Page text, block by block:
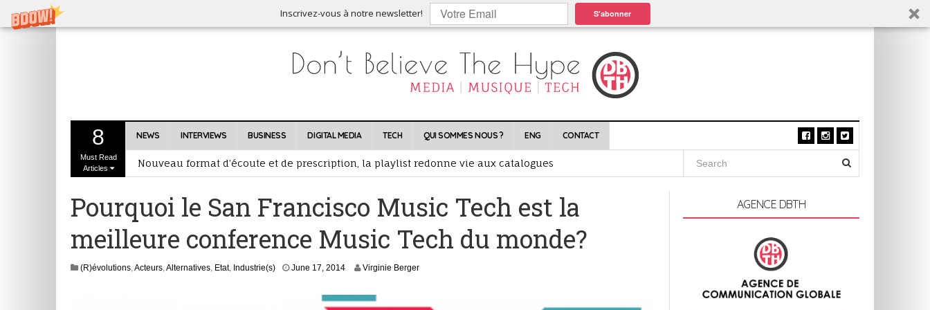
Inscrivez-vous à notre newsletter! S'abonner
8
Must Read
Articles
NEWS INTERVIEWS BUSINESS DIGITAL MEDIA TECH QUI SOMMES NOUS ? ENG CONTACT
Dubset, premier agrégateur de remixes, déboule dans le jeu de quilles de la musique en ligne
Nouveau format d’écoute et de prescription, la playlist redonne vie aux catalogues
Inscrivez-vous au Prix RFI Découvertes !
Pourquoi le San Francisco Music Tech est la
meilleure conference Music Tech du monde?
(R)évolutions,Acteurs,Alternatives, Etat, Industrie(s) June 17, 2014A
u
Virginie Berger
AGENCE DBTH